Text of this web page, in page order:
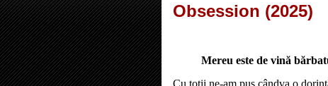
Obsession (2025)
Mereu este de vină
Cu toții ne-am pus cândva o